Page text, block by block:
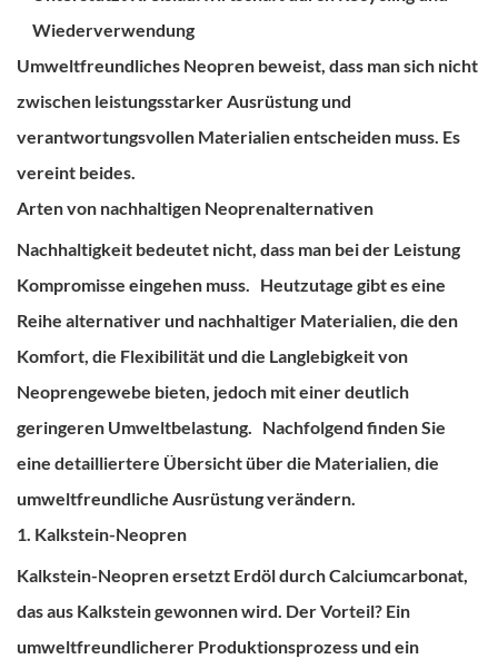
Wiederverwendung
Umweltfreundliches Neopren beweist, dass man sich nicht
zwischen leistungsstarker Ausrüstung und
verantwortungsvollen Materialien entscheiden muss. Es
vereint beides.
Arten von nachhaltigen Neoprenalternativen
Nachhaltigkeit bedeutet nicht, dass man bei der Leistung
Kompromisse eingehen muss. Heutzutage gibt es eine
Reihe alternativer und nachhaltiger Materialien, die den
Komfort, die Flexibilität und die Langlebigkeit von
Neoprengewebe bieten, jedoch mit einer deutlich
geringeren Umweltbelastung. Nachfolgend finden Sie
eine detailliertere Übersicht über die Materialien, die
umweltfreundliche Ausrüstung verändern.
1. Kalkstein-Neopren
Kalkstein-Neopren ersetzt Erdöl durch Calciumcarbonat,
das aus Kalkstein gewonnen wird. Der Vorteil? Ein
umweltfreundlicherer Produktionsprozess und ein